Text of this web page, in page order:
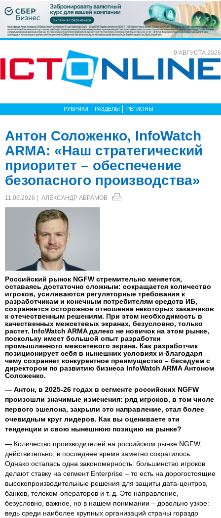
9 АВГУСТА 2026
РУБРИКИ РАЗДЕЛЫ РЕГИОНЫ
Антон Соложенко, InfoWatch
ARMA: «Наш стратегический
приоритет – обеспечение
безопасного производства»
11.06.2026 | АЛЕКСАНДР АБРАМОВ
Российский рынок NGFW стремительно меняется,
оставаясь достаточно сложным: сокращается количество
игроков, усиливаются регуляторные требования к
разработчикам и конечным потребителям средств ИБ,
сохраняется осторожное отношение некоторых заказчиков
к отечественным решениям. При этом необходимость в
качественных межсетевых экранах, безусловно, только
растет. InfoWatch ARMA далеко не новичок на этом рынке,
поскольку имеет большой опыт разработки
промышленного межсетевого экрана. Как разработчик
позиционирует себя в нынешних условиях и благодаря
чему сохраняет конкурентное преимущество – беседуем с
директором по развитию бизнеса InfoWatch ARMA Антоном
Соложенко.
— Антон, в 2025-26 годах в сегменте российских NGFW
произошли значимые изменения: ряд игроков, в том числе
первого эшелона, закрыли это направление, стал более
очевидным круг лидеров. Как вы оцениваете эти
тенденции и свою нынешнюю позицию на рынке?
— Количество производителей на российском рынке NGFW,
действительно, в последнее время заметно сократилось.
Однако осталась одна закономерность: большинство игроков
делают ставку на сегмент Enterprise – то есть на дорогостоящие
высокопроизводительные решения для защиты дата-центров,
банков, телеком-операторов и т. д. Это направление,
безусловно, важное, но в нашем понимании – довольно узкое:
ведь среди наиболее крупных организаций страны гораздо